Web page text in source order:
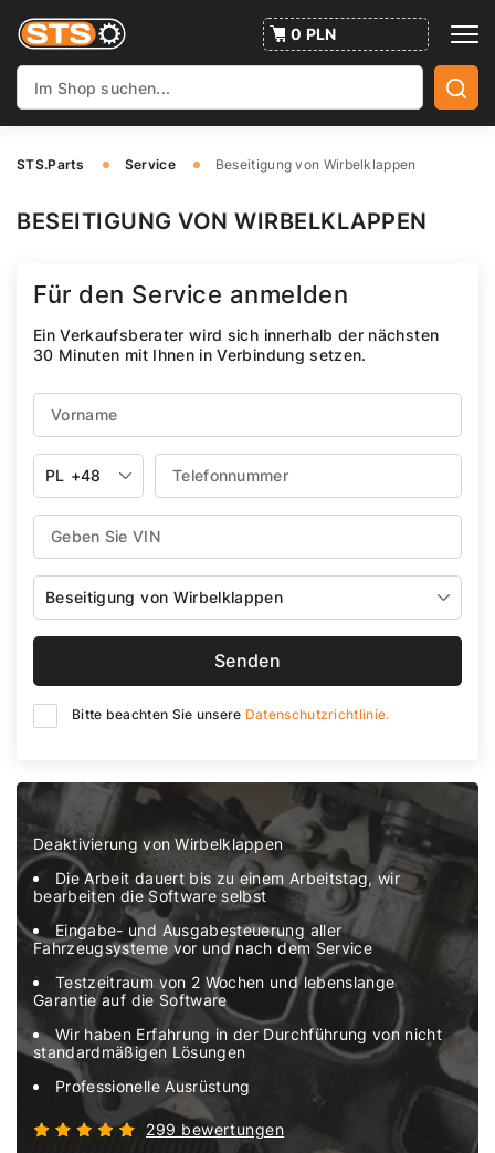
0 PLN
STS.Parts Service Beseitigung von Wirbelklappen
BESEITIGUNG VON WIRBELKLAPPEN
Deaktivierung von Wirbelklappen
Die Arbeit dauert bis zu einem Arbeitstag, wir
bearbeiten die Software selbst
Eingabe- und Ausgabesteuerung aller
Fahrzeugsysteme vor und nach dem Service
Testzeitraum von 2 Wochen und lebenslange
Garantie auf die Software
Wir haben Erfahrung in der Durchführung von nicht
standardmäßigen Lösungen
Professionelle Ausrüstung
299 bewertungen
Für den Service anmelden
Ein Verkaufsberater wird sich innerhalb der nächsten
30 Minuten mit Ihnen in Verbindung setzen.
PL +48
Beseitigung von Wirbelklappen
Senden
Bitte beachten Sie unsere Datenschutzrichtlinie.